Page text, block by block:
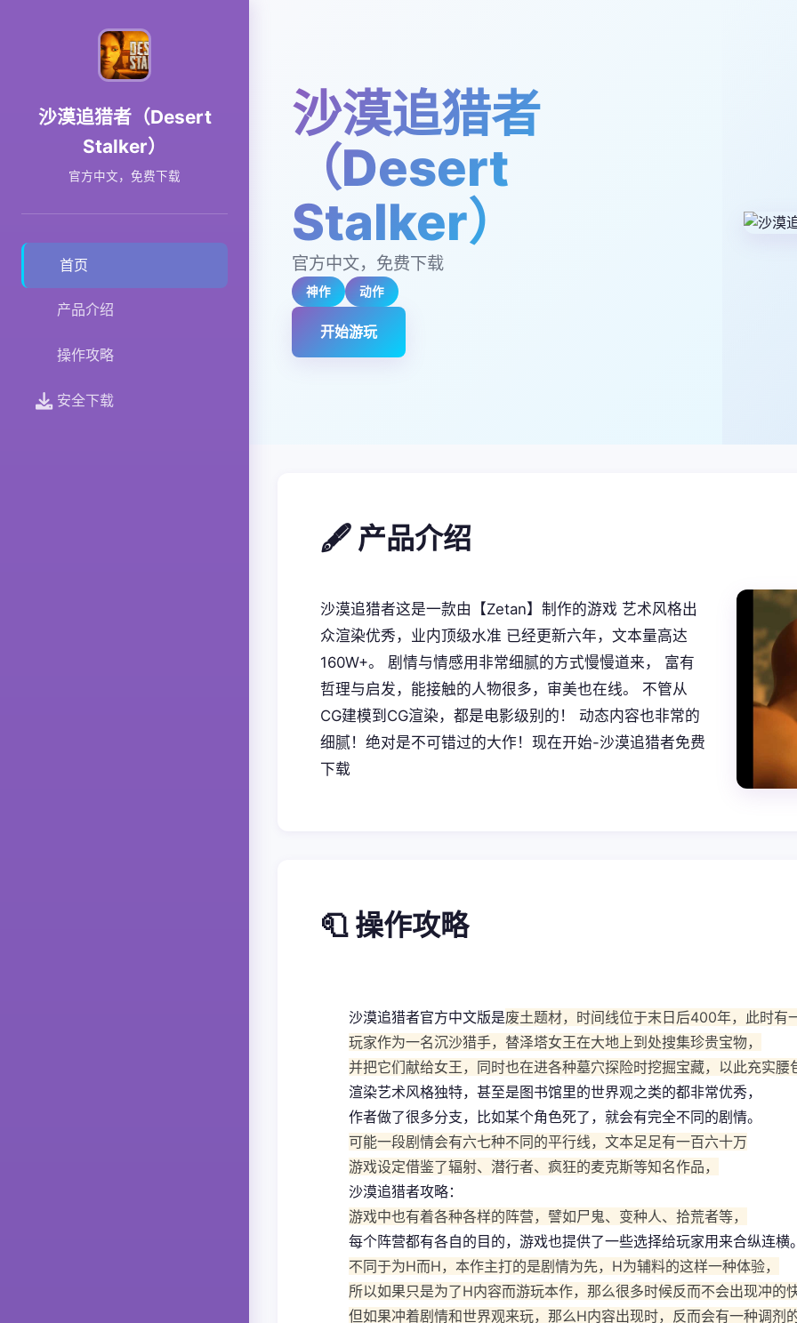
沙漠追猎者（Desert
Stalker）
官方中文，免费下载
首页
产品介绍
操作攻略
安全下载
沙漠追猎者
（Desert
Stalker）
官方中文，免费下载
神作 动作
开始游玩
🖋️ 产品介绍
沙漠追猎者这是一款由【Zetan】制作的游戏 艺术风格出
众渲染优秀，业内顶级水准 已经更新六年，文本量高达
160W+。 剧情与情感用非常细腻的方式慢慢道来， 富有
哲理与启发，能接触的人物很多，审美也在线。 不管从
CG建模到CG渲染，都是电影级别的！ 动态内容也非常的
细腻！绝对是不可错过的大作！现在开始-沙漠追猎者免费
下载
🧻 操作攻略
沙漠追猎者官方中文版是废土题材，时间线位于末日后400年，此时有
玩家作为一名沉沙猎手，替泽塔女王在大地上到处搜集珍贵宝物，
并把它们献给女王，同时也在进各种墓穴探险时挖掘宝藏，以此充实腰
渲染艺术风格独特，甚至是图书馆里的世界观之类的都非常优秀，
作者做了很多分支，比如某个角色死了，就会有完全不同的剧情。
可能一段剧情会有六七种不同的平行线，文本足足有一百六十万
游戏设定借鉴了辐射、潜行者、疯狂的麦克斯等知名作品，
沙漠追猎者攻略：
游戏中也有着各种各样的阵营，譬如尸鬼、变种人、拾荒者等，
每个阵营都有各自的目的，游戏也提供了一些选择给玩家用来合纵连横。
不同于为H而H，本作主打的是剧情为先，H为辅料的这样一种体验，
所以如果只是为了H内容而游玩本作，那么很多时候反而不会出现冲的
但如果冲着剧情和世界观来玩，那么H内容出现时，反而会有一种调剂的